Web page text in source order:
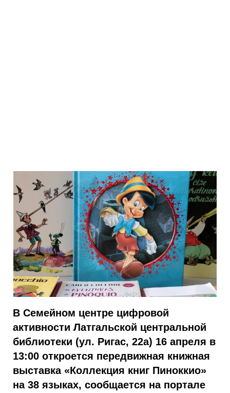
В Семейном центре цифровой
активности Латгальской центральной
библиотеки (ул. Ригас, 22а) 16 апреля в
13:00 откроется передвижная книжная
выставка «Коллекция книг Пиноккио»
на 38 языках, сообщается на портале